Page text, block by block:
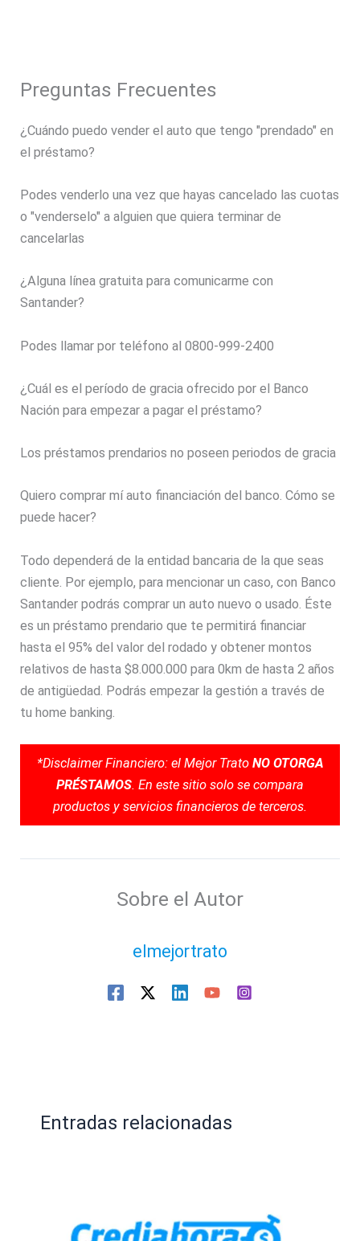
Preguntas Frecuentes
¿Cuándo puedo vender el auto que tengo "prendado" en
el préstamo?
Podes venderlo una vez que hayas cancelado las cuotas
o "venderselo" a alguien que quiera terminar de
cancelarlas
¿Alguna línea gratuita para comunicarme con
Santander?
Podes llamar por teléfono al 0800-999-2400
¿Cuál es el período de gracia ofrecido por el Banco
Nación para empezar a pagar el préstamo?
Los préstamos prendarios no poseen periodos de gracia
Quiero comprar mí auto financiación del banco. Cómo se
puede hacer?
Todo dependerá de la entidad bancaria de la que seas
cliente. Por ejemplo, para mencionar un caso, con Banco
Santander podrás comprar un auto nuevo o usado. Éste
es un préstamo prendario que te permitirá financiar
hasta el 95% del valor del rodado y obtener montos
relativos de hasta $8.000.000 para 0km de hasta 2 años
de antigüedad. Podrás empezar la gestión a través de
tu home banking.
*Disclaimer Financiero: el Mejor Trato NO OTORGA
PRÉSTAMOS. En este sitio solo se compara
productos y servicios financieros de terceros.
Sobre el Autor
elmejortrato
Entradas relacionadas